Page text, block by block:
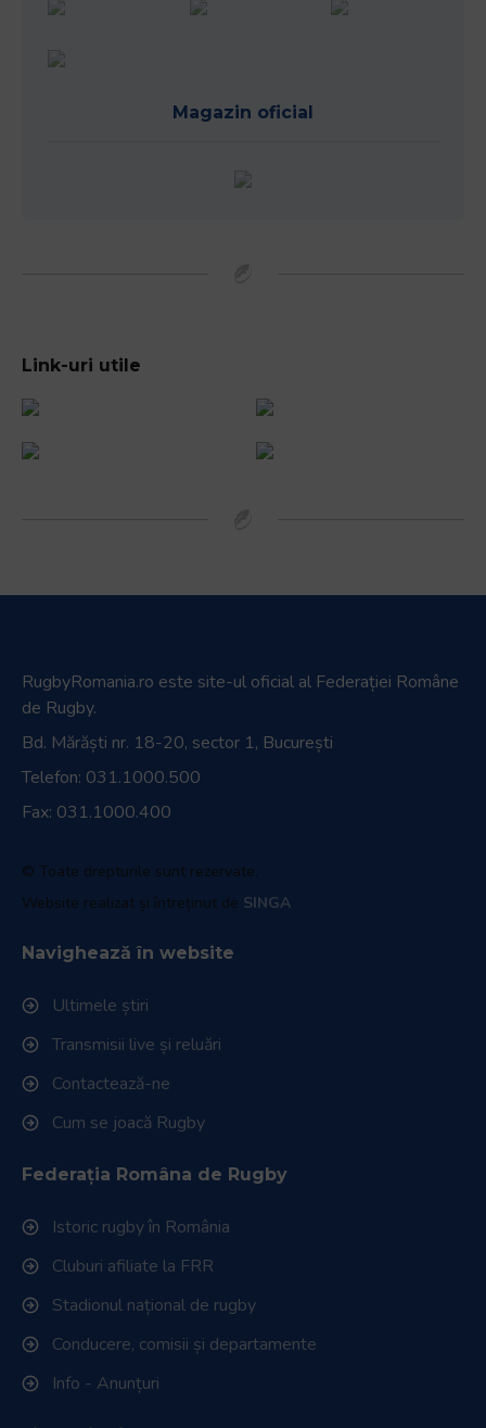
Magazin oficial
Link-uri utile
RugbyRomania.ro este site-ul oficial al Federației Române
de Rugby.
Bd. Mărăști nr. 18-20, sector 1, București
Telefon: 031.1000.500
Fax: 031.1000.400
© Toate drepturile sunt rezervate.
Website realizat și întreținut de SINGA
Navighează în website
Ultimele știri
Transmisii live și reluări
Contactează-ne
Cum se joacă Rugby
Federația Româna de Rugby
Istoric rugby în România
Cluburi afiliate la FRR
Stadionul național de rugby
Conducere, comisii și departamente
Info - Anunțuri